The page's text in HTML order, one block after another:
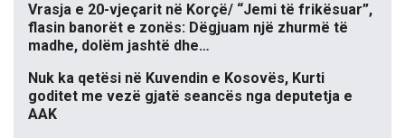
Vrasja e 20-vjeçarit në Korçë/ “Jemi të frikësuar”,
flasin banorët e zonës: Dëgjuam një zhurmë të
madhe, dolëm jashtë dhe…
Nuk ka qetësi në Kuvendin e Kosovës, Kurti
goditet me vezë gjatë seancës nga deputetja e
AAK